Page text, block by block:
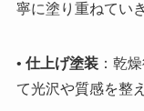
寧に塗り重ねてい
• 仕上げ塗装：乾
て光沢や質感を整